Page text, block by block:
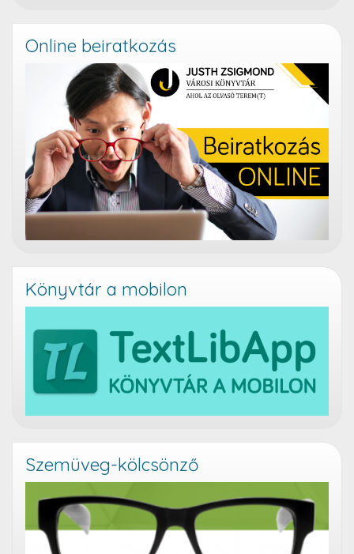
Online beiratkozás
Könyvtár a mobilon
Szemüveg-kölcsönző